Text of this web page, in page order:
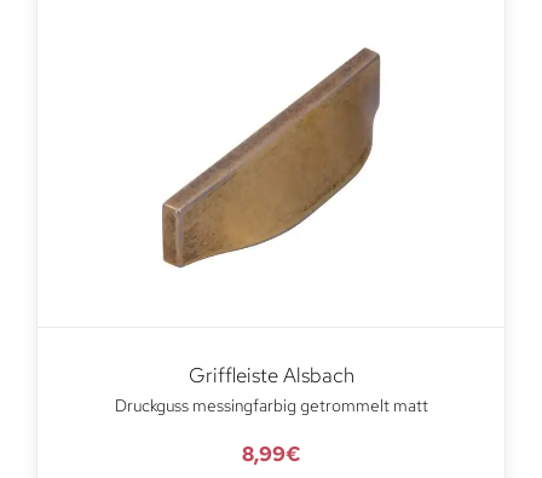
Griffleiste Alsbach
Druckguss messingfarbig getrommelt matt
8,99€